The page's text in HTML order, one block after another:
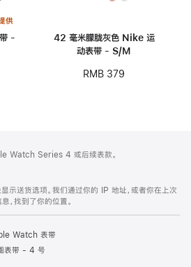
供
-
42 毫米朦胧灰色 Nike 运
动表带 - S/M
RMB 379
Watch Series 4 或后续表款。
示送货选项。我们通过你的 IP 地址，或者你在上次
，找到了你的位置。
Watch 表带
表带 - 4 号